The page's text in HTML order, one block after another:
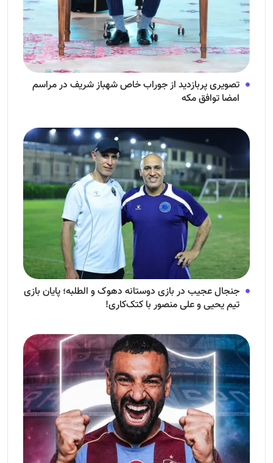
تصویری پربازدید از جوراب‌ خاص شهباز شریف در مراسم
امضا توافق‌ مکه
جنجال عجیب در بازی دوستانه دهوک و الطلبه؛ پایان بازی
تیم یحیی و علی منصور با کتک‌کاری!